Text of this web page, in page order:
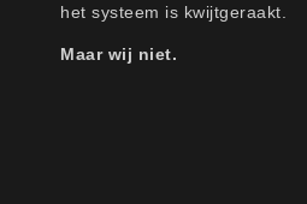
het systeem is kwijtgeraakt.
Maar wij niet.